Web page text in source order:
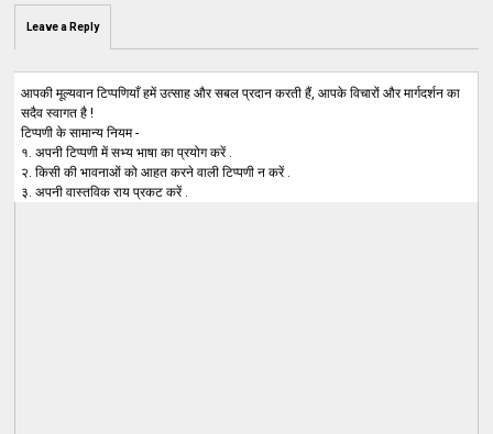
Leave a Reply
आपकी मूल्यवान टिप्पणियाँ हमें उत्साह और सबल प्रदान करती हैं, आपके विचारों और मार्गदर्शन का
सदैव स्वागत है !
टिप्पणी के सामान्य नियम -
१. अपनी टिप्पणी में सभ्य भाषा का प्रयोग करें .
२. किसी की भावनाओं को आहत करने वाली टिप्पणी न करें .
३. अपनी वास्तविक राय प्रकट करें .